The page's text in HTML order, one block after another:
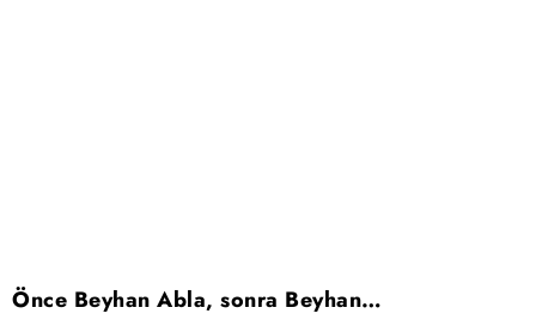
Önce Beyhan Abla, sonra Beyhan…